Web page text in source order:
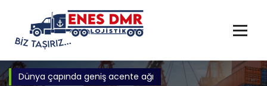
Dünya çapında geniş acente ağı